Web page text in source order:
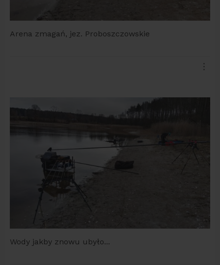
Arena zmagań, jez. Proboszczowskie
Wody jakby znowu ubyło...